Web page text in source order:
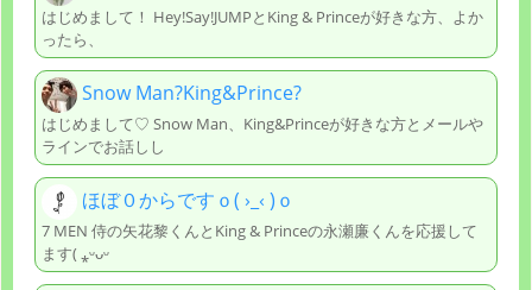
はじめまして！ Hey!Say!JUMPとKing & Princeが好きな方、よか
ったら、
Snow Man?King&Prince?
はじめまして♡ Snow Man、King&Princeが好きな方とメールや
ラインでお話しし
ほぼ０からですｏ( ›_‹ )ｏ
7 MEN 侍の矢花黎くんとKing & Princeの永瀬廉くんを応援して
ます( ⁎ᵕᴗᵕ